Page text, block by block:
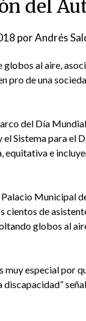
del
porAndrés
al aire,
pro de una
del Día
Sistema para el
equitativa e
Palacio Municipal
cientos de
globos al
especial por